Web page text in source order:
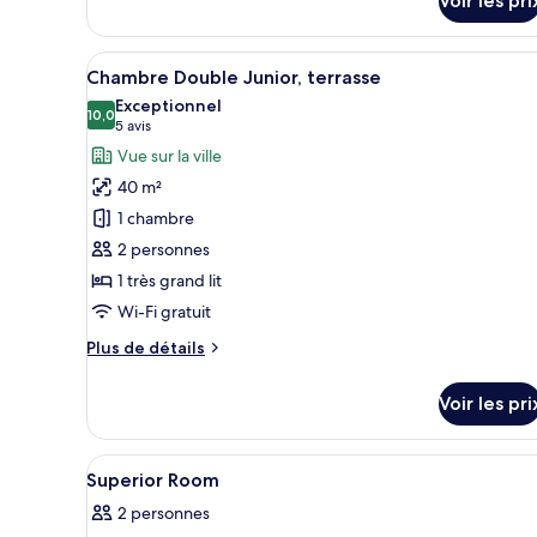
le
type
de
chambre
Chambre
Deluxe,
terrasse
Afficher
toutes
les
photos
pour
ce
type
de
chambre :
Chambre
Double
Une chambre d’hôtel
4
Chambre Double Junior, terrasse
10,010,0 sur 10
Exceptionnel
5 avis
(5 avis)
Vue sur la ville
40 m²
1 chambre
2 personnes
1 très grand lit
Wi-Fi gratuit
Plus de détails
Plus
le
type
de
chambre
Chambre
Voir les
Afficher
toutes
les
Literie hypoallergénique,
8
Superior Room
2 personnes